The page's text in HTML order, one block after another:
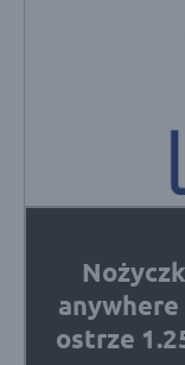
anywhere
ostrze